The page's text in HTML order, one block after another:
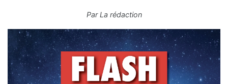
ParLa rédaction